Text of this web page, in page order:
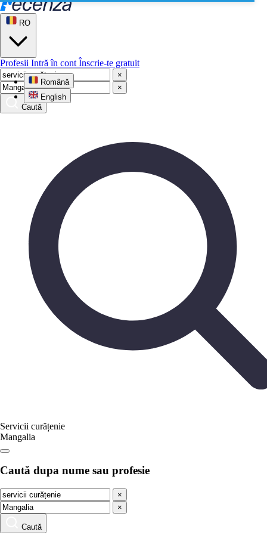
RO
Română
English
Profesii Intră în cont Înscrie-te gratuit
×
×
Caută
Servicii curățenie
Mangalia
Caută dupa nume sau profesie
×
×
Caută